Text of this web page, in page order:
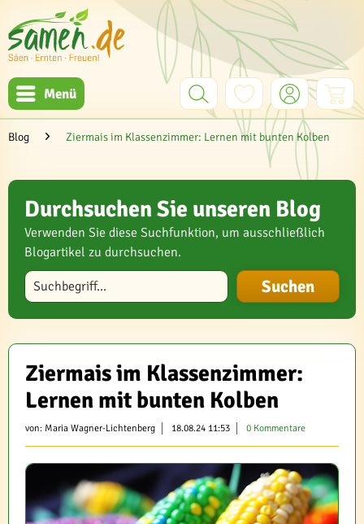
Menü
Blog Ziermais im Klassenzimmer: Lernen mit bunten Kolben
Durchsuchen Sie unseren Blog
Verwenden Sie diese Suchfunktion, um ausschließlich
Blogartikel zu durchsuchen.
Blog durchsuchen
Ziermais im Klassenzimmer:
Lernen mit bunten Kolben
von: Maria Wagner-Lichtenberg 18.08.24 11:53 0 Kommentare